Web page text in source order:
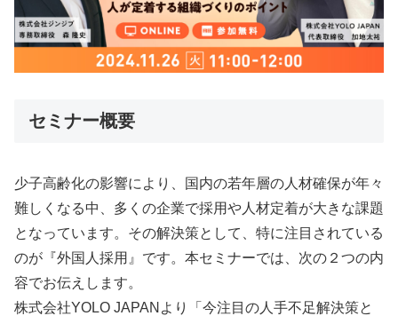
セミナー概要
少子高齢化の影響により、国内の若年層の人材確保が年々
難しくなる中、多くの企業で採用や人材定着が大きな課題
となっています。その解決策として、特に注目されている
のが『外国人採用』です。本セミナーでは、次の２つの内
容でお伝えします。
株式会社YOLO JAPANより「今注目の人手不足解決策と